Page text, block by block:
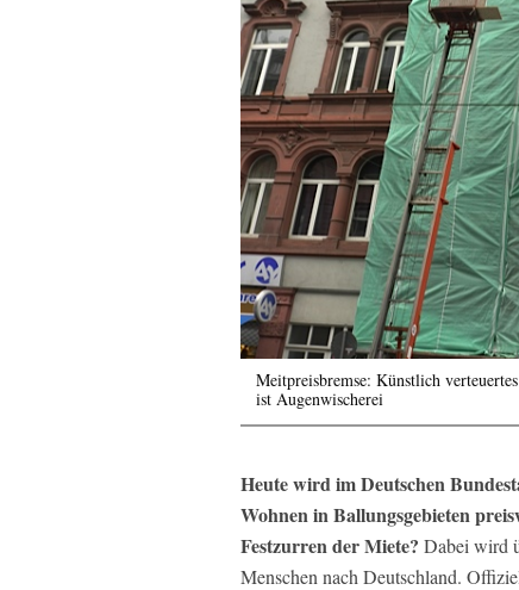
Meitpreisbremse: Künstlich
ist Augenwischerei
Heute wird im Deutschen
Wohnen in Ballungsgebieten
Festzurren der Miete? Dabei wird
Menschen nach Deutschland.